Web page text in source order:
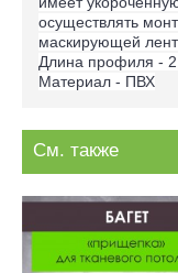
осуществлять
маскирующей
Длина профиля -
Материал - ПВХ
См. также